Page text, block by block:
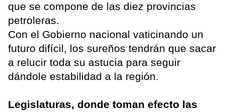
que se compone de las diez provincias
petroleras.
Con el Gobierno nacional vaticinando un
futuro difícil, los sureños tendrán que sacar
a relucir toda su astucia para seguir
dándole estabilidad a la región.
Legislaturas, donde toman efecto las